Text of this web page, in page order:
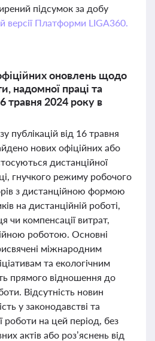
підсумок за добу
версії Платформи LIGA360.
оновлень щодо
надомної праці та
травня 2024 року в
публікацій від 16 травня
нових офіційних або
дистанційної
гнучкого режиму робочого
з дистанційною формою
на дистанційній роботі,
чи компенсації витрат,
роботою. Основні
міжнародним
та екологічним
прямого відношення до
Відсутність новин
у законодавстві та
роботи на цей період, без
актів або роз’яснень від